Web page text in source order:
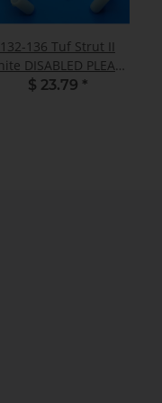
132-136 Tuf Strut II
DISABLED PLEASE
ORDER MA132-380
$ 23.79 *